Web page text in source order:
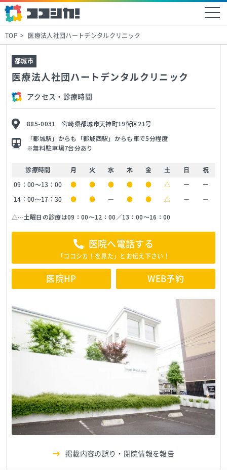
TOP 医療法人社団ハートデンタルクリニック
医療法人社団ハートデンタルクリニック
都城市
アクセス・診療時間
885-0031 宮崎県都城市天神町19街区21号
「都城駅」からも「都城西駅」からも車で5分程度
※無料駐車場7台分あり
診療時間 月 火 水 木 金 土 日 祝
09：00～13：00 ● ● ● ● ● △ ー ー
14：00～17：30 ● ● ー ● ● △ ー ー
△…土曜日の診療は09：00～12：00／13：00～16：00
医院へ電話する
「ココシカ！を見た」とお伝え下さい！
医院HP WEB予約
掲載内容の誤り・閉院情報を報告